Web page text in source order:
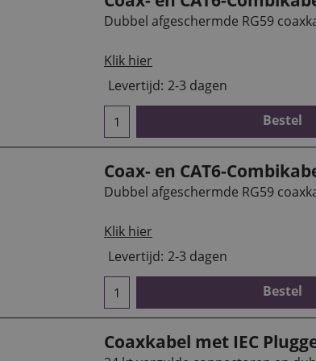
Dubbel afgeschermde RG59
Klik hier
Levertijd: 2-3 dagen
Bestel
Coax- en CAT6-
Dubbel afgeschermde RG59
Klik hier
Levertijd: 2-3 dagen
Bestel
Coaxkabel met IEC